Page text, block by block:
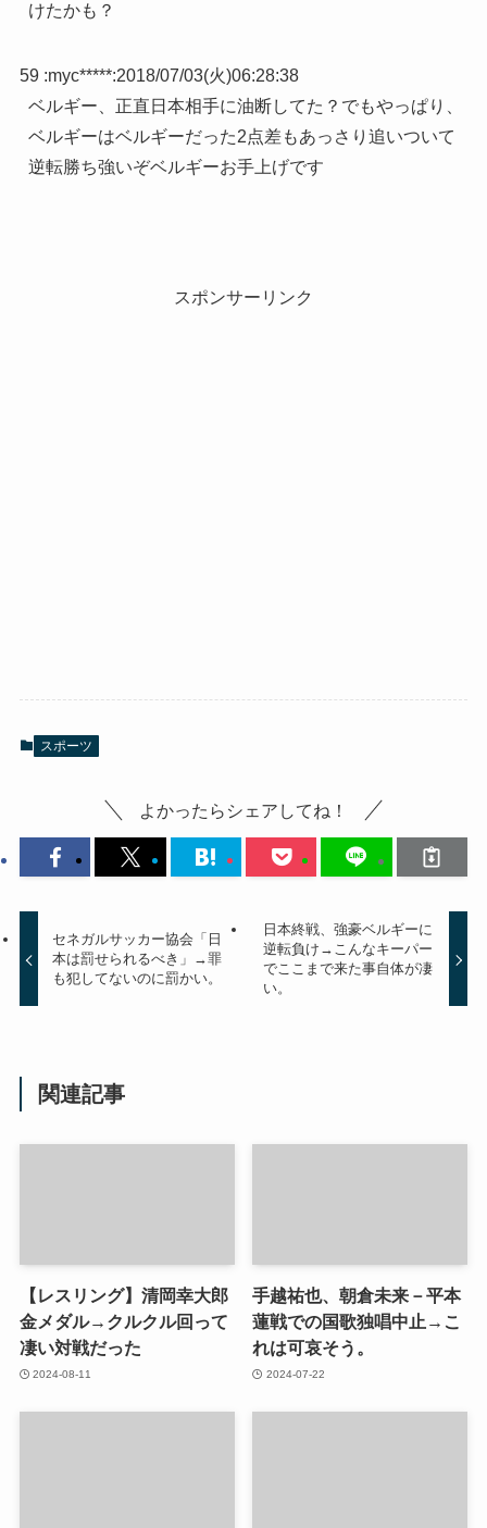
けたかも？
59 :myc*****:2018/07/03(火)06:28:38
ベルギー、正直日本相手に油断してた？でもやっぱり、
ベルギーはベルギーだった2点差もあっさり追いついて
逆転勝ち強いぞベルギーお手上げです
スポンサーリンク
スポーツ
よかったらシェアしてね！
セネガルサッカー協会「日
本は罰せられるべき」→罪
も犯してないのに罰かい。
日本終戦、強豪ベルギーに
逆転負け→こんなキーパー
でここまで来た事自体が凄
い。
関連記事
【レスリング】清岡幸大郎
金メダル→クルクル回って
凄い対戦だった
2024-08-11
手越祐也、朝倉未来－平本
蓮戦での国歌独唱中止→こ
れは可哀そう。
2024-07-22